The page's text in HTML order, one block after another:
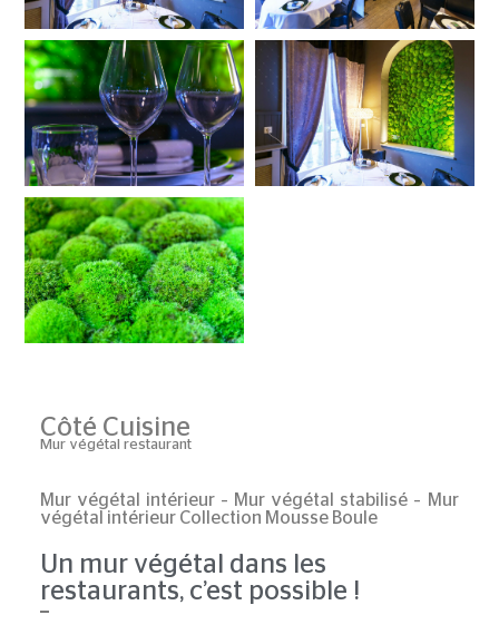
Côté Cuisine
Mur végétal restaurant
Mur végétal intérieur– Mur végétal stabilisé– Mur
végétal intérieur Collection Mousse Boule
Un mur végétal dans les
restaurants, c’est possible !